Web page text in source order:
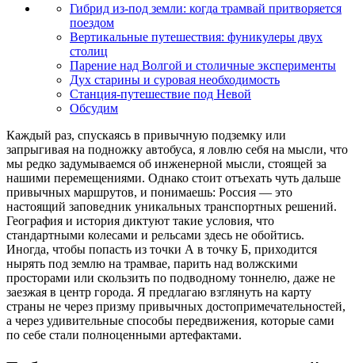
Гибрид из-под земли: когда трамвай притворяется
поездом
Вертикальные путешествия: фуникулеры двух
столиц
Парение над Волгой и столичные эксперименты
Дух старины и суровая необходимость
Станция-путешествие под Невой
Обсудим
Каждый раз, спускаясь в привычную подземку или
запрыгивая на подножку автобуса, я ловлю себя на мысли, что
мы редко задумываемся об инженерной мысли, стоящей за
нашими перемещениями. Однако стоит отъехать чуть дальше
привычных маршрутов, и понимаешь: Россия — это
настоящий заповедник уникальных транспортных решений.
География и история диктуют такие условия, что
стандартными колесами и рельсами здесь не обойтись.
Иногда, чтобы попасть из точки А в точку Б, приходится
нырять под землю на трамвае, парить над волжскими
просторами или скользить по подводному тоннелю, даже не
заезжая в центр города. Я предлагаю взглянуть на карту
страны не через призму привычных достопримечательностей,
а через удивительные способы передвижения, которые сами
по себе стали полноценными артефактами.